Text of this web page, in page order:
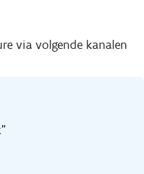
via volgende kanalen